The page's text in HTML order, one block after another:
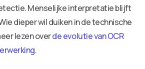
Menselijke interpretatie blijft
dieper wil duiken in de technische
lezen overde evolutie van OCR
.